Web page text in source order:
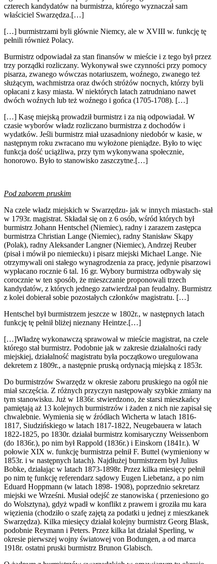
czterech kandydatów na burmistrza, którego wyznaczał sam
właściciel Swarzędza.[…]
[…] burmistrzami byli głównie Niemcy, ale w XVIII w. funkcję tę
pełnili również Polacy.
Burmistrz odpowiadał za stan finansów w mieście i z tego był przez
trzy porządki rozliczany. Wykonywał swe czynności przy pomocy
pisarza, zwanego wówczas notariuszem, woźnego, zwanego też
służącym, wachmistrza oraz dwóch stróżów nocnych, którzy byli
opłacani z kasy miasta. W niektórych latach zatrudniano nawet
dwóch woźnych lub też woźnego i gońca (1705-1708). […]
[…] Kasę miejską prowadził burmistrz i za nią odpowiadał. W
czasie wyborów władz rozliczano burmistrza z dochodów i
wydatków. Jeśli burmistrz miał uzasadniony niedobór w kasie, w
następnym roku zwracano mu wyłożone pieniądze. Było to więc
funkcja dość uciążliwa, przy tym wykonywana społecznie,
honorowo. Było to stanowisko zaszczytne.[…]
Pod zaborem pruskim
Na czele władz miejskich w Swarzędzu- jak w innych miastach- stał
w 1793r. magistrat. Składał się on z 6 osób, wśród których był
burmistrz Johann Hentschel (Niemiec), radny i zarazem zastępca
burmistrza Christian Lange (Niemiec), radny Stanisław Skąpy
(Polak), radny Aleksander Langner (Niemiec), Andrzej Reuber
(pisał i mówił po niemiecku) i pisarz miejski Michael Lange. Nie
otrzymywali oni stałego wynagrodzenia za pracę, jedynie pisarzowi
wypłacano rocznie 6 tal. 16 gr. Wybory burmistrza odbywały się
corocznie w ten sposób, że mieszczanie proponowali trzech
kandydatów, z których jednego zatwierdzał pan feudalny. Burmistrz
z kolei dobierał sobie pozostałych członków magistratu. […]
Hentschel był burmistrzem jeszcze w 1802r., w następnych latach
funkcję tę pełnił bliżej nieznany Heintze.[…]
[…]Władzę wykonawczą sprawował w mieście magistrat, na czele
którego stał burmistrz. Podobnie jak w zakresie działalności rady
miejskiej, działalność magistratu była początkowo uregulowana
dekretem z 1809r., a następnie pruską ordynacją miejską z 1853r.
Do burmistrzów Swarzędz w okresie zaboru pruskiego na ogół nie
miał szczęścia. Z różnych przyczyn następowały szybkie zmiany na
tym stanowisku. Już w 1836r. stwierdzono, że starsi mieszkańcy
pamiętają aż 13 kolejnych burmistrzów i żaden z nich nie zapisał się
chwalebnie. Wymienia się w źródłach Wicherta w latach 1816-
1817, Siudzińskiego w latach 1817-1822, Neugebauera w latach
1822-1825, po 1830r. działał burmistrz komisaryczny Weissenborn
(do 1836r.), po nim był Rappold (1836r.) i Einskorn (1841r.). W
połowie XIX w. funkcję burmistrza pełnił F. Buttel (wymieniony w
1853r. i w następnych latach). Najdłużej burmistrzem był Julius
Bobke, działając w latach 1873-1898r. Przez kilka miesięcy pełnił
po nim tę funkcję referendarz sądowy Eugen Liebetanz, a po nim
Eduard Hoppmann (w latach 1898- 1908), poprzednio sekretarz
miejski we Wrześni. Musiał odejść ze stanowiska ( przeniesiono go
do Wolsztyna), gdyż wpadł w konflikt z prawem i groziła mu kara
więzienia (chodziło o szafę zajętą za podatki u jednej z mieszkanek
Swarzędza). Kilka miesięcy działał kolejny burmistrz Georg Blask,
podobnie Reymann i Peters. Przez kilka lat działał Sperling, w
okresie pierwszej wojny światowej von Bodungen, a od marca
1918r. ostatni pruski burmistrz Brunon Glabisch.